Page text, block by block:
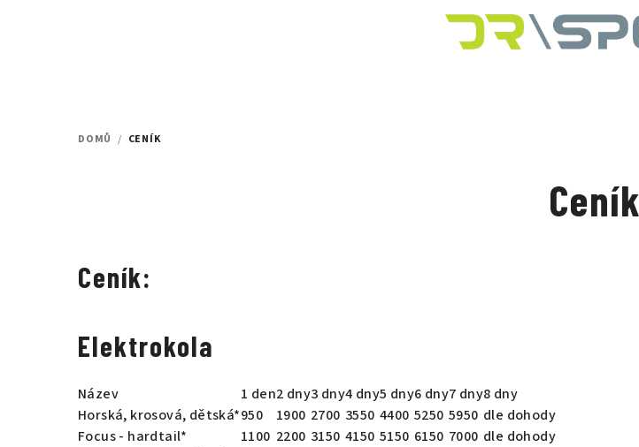
DOMŮ / CENÍK
Ceník
Ceník:
Elektrokola
Název 1 den2 dny3 dny4 dny5 dny6 dny7 dny8 dny
Horská, krosová, dětská*950 1900 2700 3550 4400 5250 5950 dle dohody
Focus - hardtail*
1100 2200 3150 4150 5150 6150 7000 dle dohody